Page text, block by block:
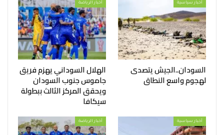
أخبار سياسية
السودان..الجيش يتصدى
لهجوم واسع النطاق
أخبار الرياضة
الهلال السوداني يهزم فريق
جاموس جنوب السودان
ويحقق المركز الثالث ببطولة
سيكافا
أخبار سياسية أخبار الرياضة